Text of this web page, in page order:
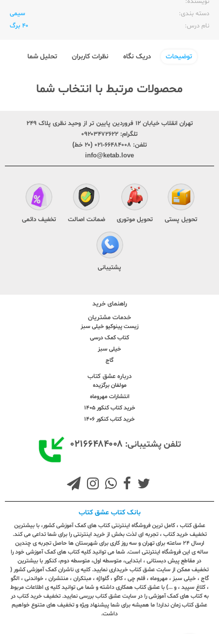
دسته بندی:
سیمی
نام درس:
40 برگ
توضیحات دریک نگاه نظرات کاربران تحلیل شما
محصولات مرتبط با انتخاب شما
تهران انقلاب خیابان ۱۲ فروردین پایین تر از وحید نظری پلاک ۲۴۹
تلگرام: ۰۹۲۰۳۴۷۲۶۲۲
تلفن: ۶۶۴۸۴۰۰۸-۰۲۱ (۲۰ خط)
info@ketab.love
تحویل پستی تحویل موتوری ضمانت اصالت تخفیف دائمی
پشتیبانی
راهنمای خرید
خدمات مشتریان
زیست پینوکیو خیلی سبز
کتاب کمک درسی
خیلی سبز
گاج
درباره عشق کتاب
مولفان برگزیده
انتشارات مهروماه
خرید کتاب کنکور 1405
خرید کتاب کنکور 1406
تلفن پشتیبانی: ۰۲۱۶۶۴۸۴۰۰۸
بانک کتاب عشق کتاب
عشق کتاب ، کامل ترین فروشگاه اینترنتی کتاب های کمک آموزشی کشور، با بیشترین
تخفیف خرید کتاب ، تجربه ای لذت بخش از خرید اینترنتی را برای شما تداعی می کند.
ارسال ٢٤ ساعته برای تهران و سه روز کاری برای شهرستان ها حاصل تجربه ی چندین
ساله ی این فروشگاه اینترنتی است. شما می توانید کلیه کتاب های کمک آموزشی خود را
در مقاطع پیش دبستانی ، ابتدایی، متوسطه اول، متوسطه دوم، کنکور با بیشترین
تخفیف ممکن از سایت عشق کتاب خریداری نمایید. کلیه ی ناشران کمک آموزشی کشور (
گاج ، خیلی سبز ، مهروماه ، قلم چی ، کاگو ، گلواژه ، مبتکران ، منتشران ، خواندنی ، الگو
، کلاغ سپید ، و ...) با عشق کتاب همکاری داشته و شما می توانید کلیه ی اطلاعات مربوط
به کتاب های کمک آموزشی را در سایت عشق کتاب بررسی نمایید. تخفیف خرید کتاب در
عشق کتاب زمان ندارد! ما همیشه برای شما پیشنهاد ویژه و تخفیف های متنوع خواهیم
داشت.